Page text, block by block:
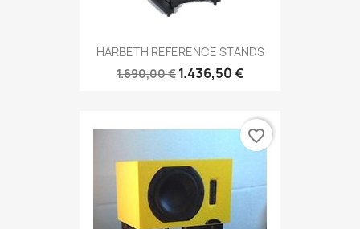
HARBETH REFERENCE STANDS
1.690,00 € 1.436,50 €
favorite_border